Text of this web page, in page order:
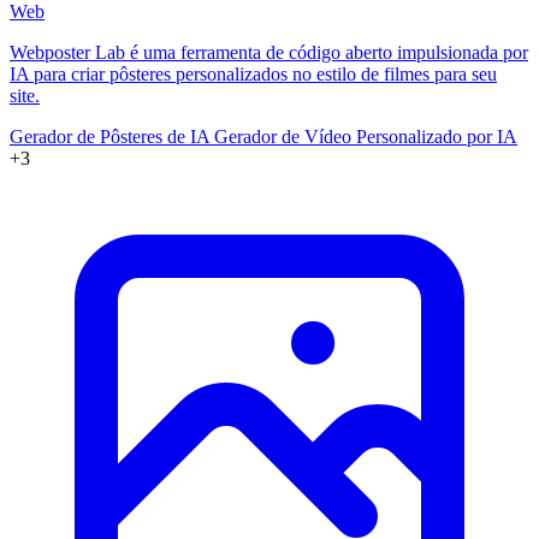
Web
Webposter Lab é uma ferramenta de código aberto impulsionada por
IA para criar pôsteres personalizados no estilo de filmes para seu
site.
Gerador de Pôsteres de IA Gerador de Vídeo Personalizado por IA
+3